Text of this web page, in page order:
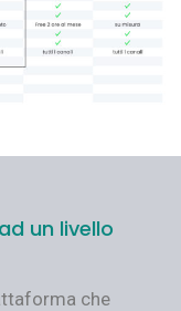
un livello
che